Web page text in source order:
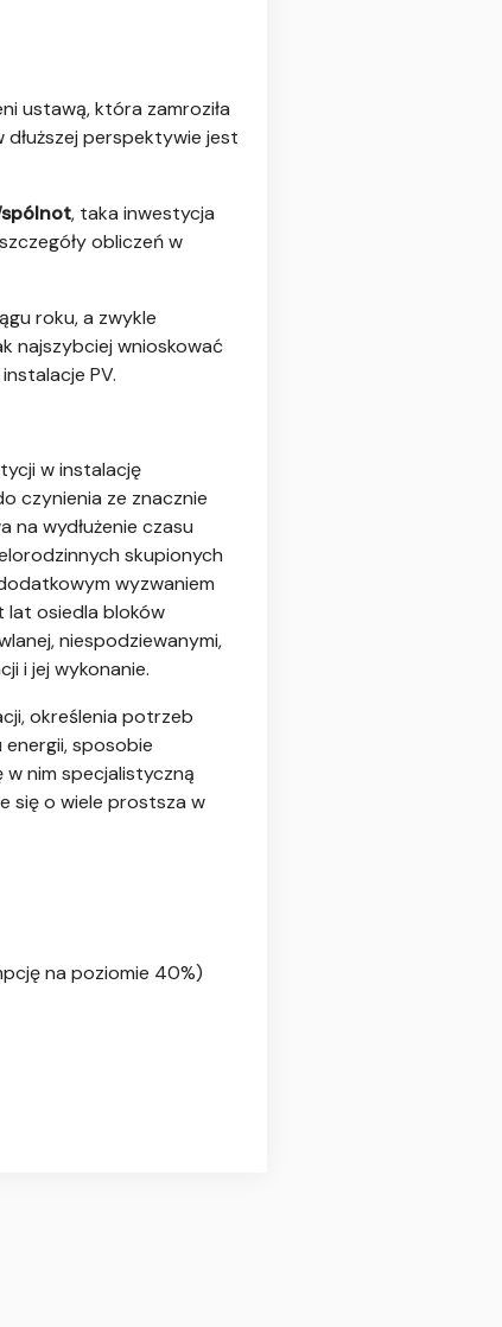
ustawą, która zamroziła
perspektywie jest
, taka inwestycja
obliczeń w
roku, a zwykle
najszybciej wnioskować
PV.
w instalację
czynienia ze znacznie
na wydłużenie czasu
skupionych
wyzwaniem
lat osiedla bloków
niespodziewanymi,
i jej wykonanie.
określenia potrzeb
sposobie
nim specjalistyczną
się o wiele prostsza w
na poziomie 40%)